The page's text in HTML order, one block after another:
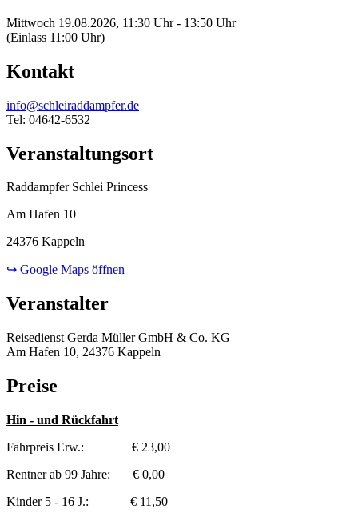
Mittwoch 19.08.2026, 11:30 Uhr - 13:50 Uhr
(Einlass 11:00 Uhr)
Kontakt
info@schleiraddampfer.de
Tel: 04642-6532
Veranstaltungsort
Raddampfer Schlei Princess
Am Hafen 10
24376 Kappeln
↪ Google Maps öffnen
Veranstalter
Reisedienst Gerda Müller GmbH & Co. KG
Am Hafen 10, 24376 Kappeln
Preise
Hin - und Rückfahrt
Fahrpreis Erw.: € 23,00
Rentner ab 99 Jahre: € 0,00
Kinder 5 - 16 J.: € 11,50